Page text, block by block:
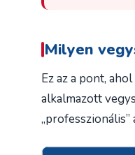
Milyen
Ez az a pont,
alkalmazott
„professzionális”